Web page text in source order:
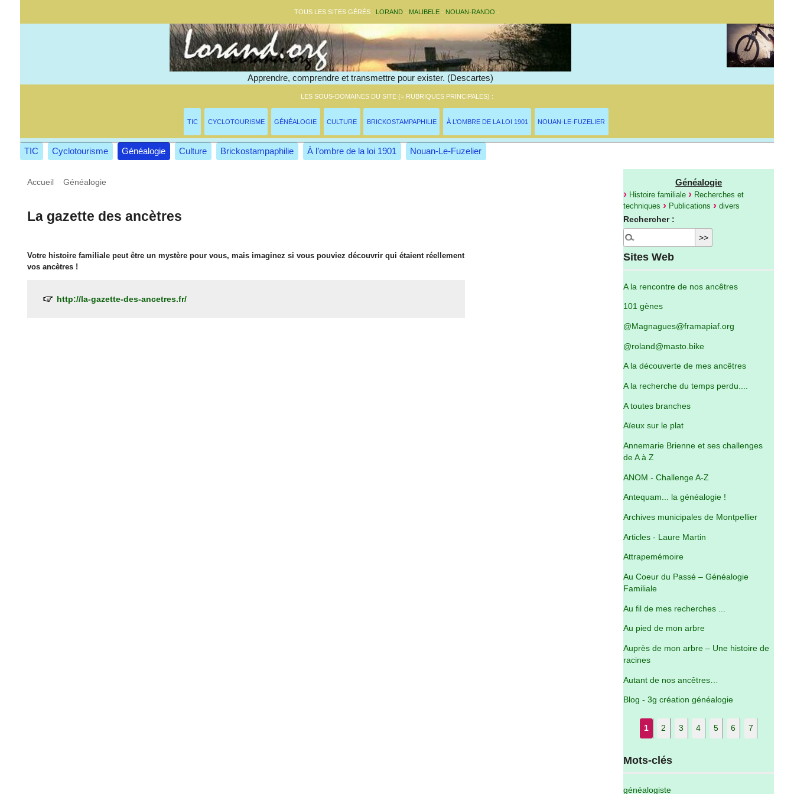
TOUS LES SITES GÉRÉS : LORAND - MALIBELE - NOUAN-RANDO -
Apprendre, comprendre et transmettre pour exister. (Descartes)
LES SOUS-DOMAINES DU SITE (= RUBRIQUES PRINCIPALES) :
TIC CYCLOTOURISME GÉNÉALOGIE CULTURE BRICKOSTAMPAPHILIE À L’OMBRE DE LA LOI 1901 NOUAN-LE-FUZELIER
TIC Cyclotourisme Généalogie Culture Brickostampaphilie À l’ombre de la loi 1901 Nouan-Le-Fuzelier
Accueil >Généalogie
La gazette des ancètres
Votre histoire familiale peut être un mystère pour vous, mais imaginez si vous pouviez découvrir qui étaient réellement
vos ancètres !
http://la-gazette-des-ancetres.fr/
Généalogie
Histoire familiale
Recherches et
techniques
Publications
divers
Rechercher :
Sites Web
A la rencontre de nos ancêtres
101 gènes
@Magnagues@framapiaf.org
@roland@masto.bike
A la découverte de mes ancêtres
A la recherche du temps perdu....
A toutes branches
Aïeux sur le plat
Annemarie Brienne et ses challenges
de A à Z
ANOM - Challenge A-Z
Antequam... la généalogie !
Archives municipales de Montpellier
Articles - Laure Martin
Attrapemémoire
Au Coeur du Passé – Généalogie
Familiale
Au fil de mes recherches ...
Au pied de mon arbre
Auprès de mon arbre – Une histoire de
racines
Autant de nos ancêtres…
Blog - 3g création généalogie
1 2 3 4 5 6 7
Mots-clés
généalogiste